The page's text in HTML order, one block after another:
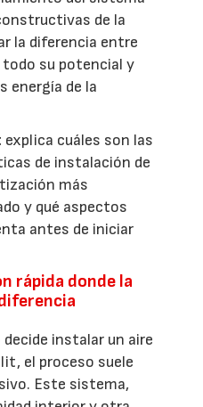
de la
la diferencia entre
todo su potencial y
energía de la
explica cuáles son las
de instalación de
más
y qué aspectos
antes de iniciar
rápida donde la
instalar un aire
el proceso suele
Este sistema,